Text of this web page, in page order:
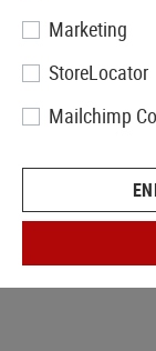
Marketing
StoreLocator
Mailchimp